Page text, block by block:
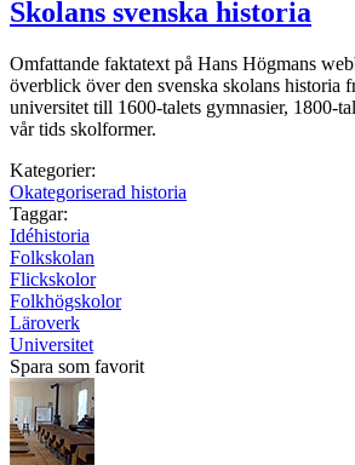
Skolans svenska historia
Omfattande faktatext på Hans Högmans
överblick över den svenska skolans historia
universitet till 1600-talets gymnasier, 1800-
vår tids skolformer.
Kategorier:
Okategoriserad historia
Taggar:
Idéhistoria
Folkskolan
Flickskolor
Folkhögskolor
Läroverk
Universitet
Spara som favorit